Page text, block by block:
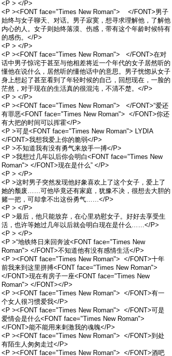
<P > </P>
<P ><FONT face="Times New Roman"> </FONT>男子
始终与女子聊天、对话。男子寂寞，想寻求理解他，了解他
内心的人。女子则始终落漠、伤感，带有这个年龄时候特有
的感伤。</P>
<P > </P>
<P ><FONT face="Times New Roman"> </FONT>在对
话中男子惊诧于甚至与他相差将近一个年代的女子居然听的
懂他在说什么，居然听的懂他话中的意思。男子恍惚从女子
身上想起了甚至看到了年轻时候的自己，回想现在，一脸的
茫然，对于现在的生活真的很混沌，不清不楚。</P>
<P > </P>
<P ><FONT face="Times New Roman"> </FONT>“爱还
有罪恶<FONT face="Times New Roman"> </FONT>你还
有大把的时间可以挥霍</P>
<P >可是<FONT face="Times New Roman"> LYDIA
</FONT>我想我爱上你的脆弱</P>
<P >不知道我有没有勇气来放手一搏</P>
<P >我想过几年以后你会明白<FONT face="Times New
Roman"> </FONT>现在是什么” </P>
<P > </P>
<P >这时男子突然发现他好象喜欢上了这个女子，爱上了
她的颓废……可他毕竟还有家庭，犹豫不决，很想去大胆的
赌一把，可却拿不出这份勇气……</P>
<P > </P>
<P >最后，他只能放弃，在心里劝慰女子。好好去享受生
活，也许等她过几年以后就会明白现在是什么……</P>
<P > </P>
<P >“地铁终日来回奔波<FONT face="Times New
Roman"> </FONT>不知道他有没有感情生活</P>
<P ><FONT face="Times New Roman"> </FONT>十年
前我来到这里拼搏<FONT face="Times New Roman">
</FONT>现在有房子一座<FONT face="Times New
Roman"> </FONT></P>
<P ><FONT face="Times New Roman"> </FONT>有一
个女人很习惯爱我</P>
<P ><FONT face="Times New Roman"> </FONT>可是
爱情会是什么<FONT face="Times New Roman">
</FONT>能不能用来刺激我的魂魄</P>
<P ><FONT face="Times New Roman"> </FONT>到处
有陌生人匆匆走过</P>
<P ><FONT face="Times New Roman"> </FONT>酒吧